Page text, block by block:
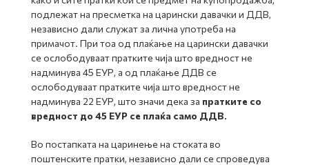
подлежат на пресметка на царински давачки и ДДВ,
независно дали служат за лична употреба на
примачот. При тоа од плаќање на царински давачки
се ослободуваат пратките чија што вредност не
надминува 45 ЕУР, а од плаќање ДДВ се
ослободуваат пратките чија што вредност не
надминува 22 ЕУР, што значи дека за пратките со
вредност до 45 ЕУР се плаќа само ДДВ.
Во постапката на царинење на стоката во
поштенските пратки, независно дали се спроведува